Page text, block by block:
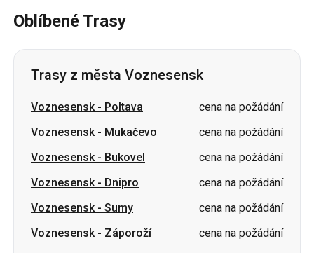
Poltava
Voznesensk-Bukovel
cena na požádání
Voznesensk-Dnipro
cena na požádání
Voznesensk-Sumy
cena na požádání
Voznesensk-Záporoží
cena na požádání
Voznesensk-Ivano-Frankivsk
cena na požádání
Voznesensk-Kropyvnyckyj
cena na požádání
Voznesensk-Kyjev
cena na požádání